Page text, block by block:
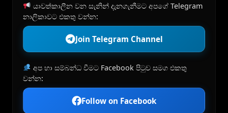
යාවත්කාලීන වන සැනින් දැනගැනීමට අපගේ Telegram
නාලිකාවට එකතු වන්න:
Join Telegram Channel
අප හා සම්බන්ධ වීමට Facebook පිටුව සමග එකතු
වන්න:
Follow on Facebook